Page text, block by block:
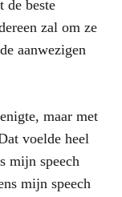
de beste
zal om ze
aanwezigen
maar met
voelde heel
mijn speech
mijn speech